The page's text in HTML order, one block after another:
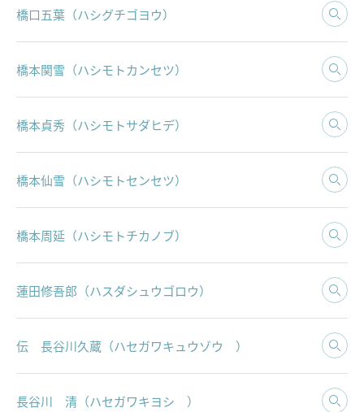
橋口五葉（ハシグチゴヨウ）
橋本関雪（ハシモトカンセツ）
橋本貞秀（ハシモトサダヒデ）
橋本仙雪（ハシモトセンセツ）
橋本周延（ハシモトチカノブ）
蓮田修吾郎（ハスダシュウゴロウ）
伝 長谷川久蔵（ハセガワキュウゾウ ）
長谷川 清（ハセガワキヨシ ）
石川県文化財保存修復工房